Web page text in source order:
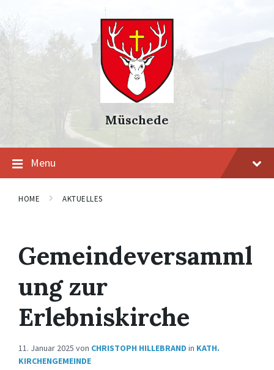
to
content
to
main
navigation
to
footer
Müschede
Menu
HOME AKTUELLES
Gemeindeversamml
ung zur
Erlebniskirche
11. Januar 2025 von CHRISTOPH HILLEBRAND in KATH.
KIRCHENGEMEINDE